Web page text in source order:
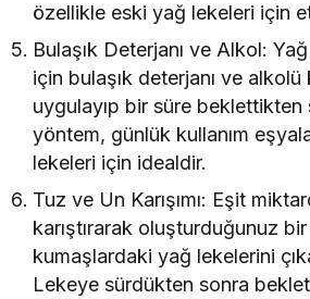
özellikle eski yağ lekeleri için
Bulaşık Deterjanı ve Alkol:
için bulaşık deterjanı ve alkolü
uygulayıp bir süre beklettikten
yöntem, günlük kullanım
lekeleri için idealdir.
Tuz ve Un Karışımı: Eşit
karıştırarak oluşturduğunuz bir
kumaşlardaki yağ lekelerini
Lekeye sürdükten sonra